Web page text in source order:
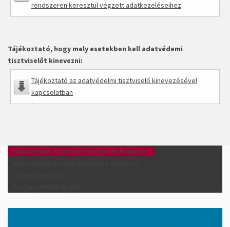
rendszeren keresztül végzett adatkezeléseihez
Tájékoztató, hogy mely esetekben kell adatvédemi
tisztviselőt kinevezni:
Tájékoztató az adatvédelmi tisztviselő kinevezésével
kapcsolatban
Adatvédelmi Tisztviselő Bejelentő Rendszer